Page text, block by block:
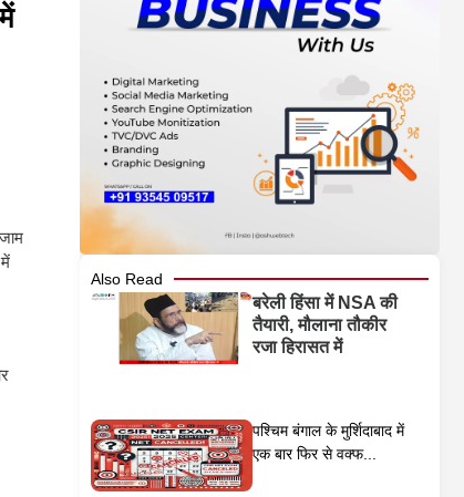
Also Read
बरेली हिंसा में NSA की
तैयारी, मौलाना तौकीर
रजा हिरासत में
पश्चिम बंगाल के मुर्शिदाबाद में
एक बार फिर से वक्फ...